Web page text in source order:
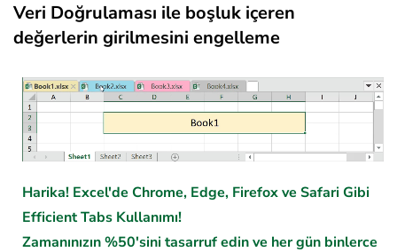
Veri Doğrulaması ile boşluk içeren
değerlerin girilmesini engelleme
Harika! Excel'de Chrome, Edge, Firefox ve Safari Gibi
Efficient Tabs Kullanımı!
Zamanınızın %50'sini tasarruf edin ve her gün binlerce